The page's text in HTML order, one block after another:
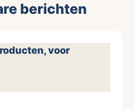
berichten
voor